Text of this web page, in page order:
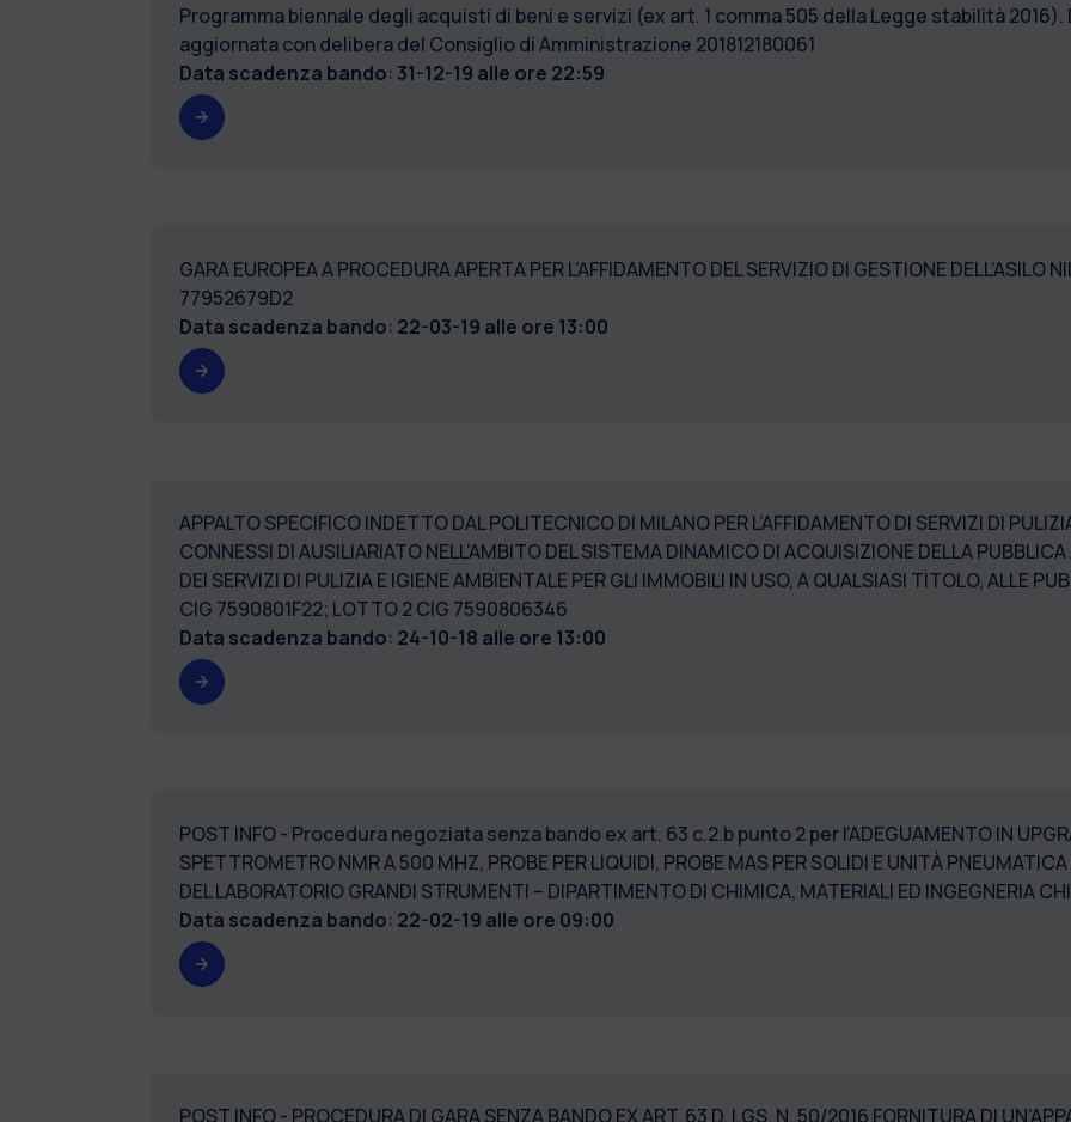
Programma biennale degli acquisti di beni e servizi (ex art. 1 comma 505 della Legge stabilità
aggiornata con delibera del Consiglio di Amministrazione 201812180061
Data scadenza bando: 31-12-19 alle ore 22:59
GARA EUROPEA A PROCEDURA APERTA PER L’AFFIDAMENTO DEL SERVIZIO DI GESTIONE DELL’ASILO
77952679D2
Data scadenza bando: 22-03-19 alle ore 13:00
APPALTO SPECIFICO INDETTO DAL POLITECNICO DI MILANO PER L’AFFIDAMENTO DI SERVIZI DI
CONNESSI DI AUSILIARIATO NELL’AMBITO DEL SISTEMA DINAMICO DI ACQUISIZIONE DELLA
DEI SERVIZI DI PULIZIA E IGIENE AMBIENTALE PER GLI IMMOBILI IN USO, A QUALSIASI TITOLO, ALLE
CIG 7590801F22; LOTTO 2 CIG 7590806346
Data scadenza bando: 24-10-18 alle ore 13:00
POST INFO - Procedura negoziata senza bando ex art. 63 c.2.b punto 2 per l’ADEGUAMENTO IN
SPETTROMETRO NMR A 500 MHZ, PROBE PER LIQUIDI, PROBE MAS PER SOLIDI E UNITÀ
DEL LABORATORIO GRANDI STRUMENTI – DIPARTIMENTO DI CHIMICA, MATERIALI ED INGEGNERIA
Data scadenza bando: 22-02-19 alle ore 09:00
POST INFO - PROCEDURA DI GARA SENZA BANDO EX ART. 63 D. LGS. N. 50/2016 FORNITURA DI